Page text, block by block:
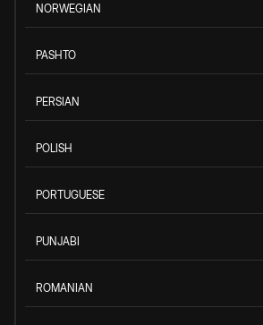
NORWEGIAN
PASHTO
PERSIAN
POLISH
PORTUGUESE
PUNJABI
ROMANIAN